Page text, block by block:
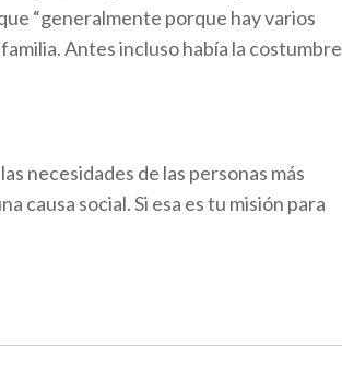
“generalmente porque hay varios
Antes incluso había la costumbre
necesidades de las personas más
causa social. Si esa es tu misión para